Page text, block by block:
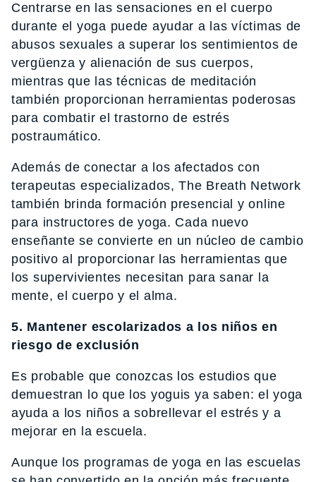
Centrarse en las sensaciones en el cuerpo
durante el yoga puede ayudar a las víctimas de
abusos sexuales a superar los sentimientos de
vergüenza y alienación de sus cuerpos,
mientras que las técnicas de meditación
también proporcionan herramientas poderosas
para combatir el trastorno de estrés
postraumático.
Además de conectar a los afectados con
terapeutas especializados, The Breath Network
también brinda formación presencial y online
para instructores de yoga. Cada nuevo
enseñante se convierte en un núcleo de cambio
positivo al proporcionar las herramientas que
los supervivientes necesitan para sanar la
mente, el cuerpo y el alma.
5. Mantener escolarizados a los niños en
riesgo de exclusión
Es probable que conozcas los estudios que
demuestran lo que los yoguis ya saben: el yoga
ayuda a los niños a sobrellevar el estrés y a
mejorar en la escuela.
Aunque los programas de yoga en las escuelas